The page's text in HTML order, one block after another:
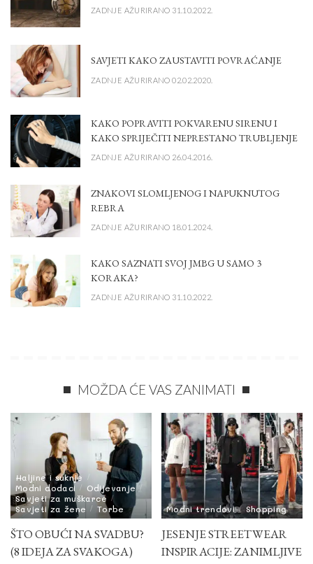
ZADNJE AŽURIRANO 31.10.2022.
SAVJETI KAKO ZAUSTAVITI POVRAĆANJE
ZADNJE AŽURIRANO 02.02.2020.
KAKO POPRAVITI POKVARENU SIRENU I
KAKO SPRIJEČITI NEPRESTANO TRUBLJENJE
ZADNJE AŽURIRANO 26.04.2016.
ZNAKOVI SLOMLJENOG I NAPUKNUTOG
REBRA
ZADNJE AŽURIRANO 18.01.2024.
KAKO SAZNATI SVOJ JMBG U SAMO 3
KORAKA?
ZADNJE AŽURIRANO 31.10.2022.
MOŽDA ĆE VAS ZANIMATI
Haljine i suknje
Modni dodaci
Odijevanje
Savjeti za muškarce
Savjeti za žene
Torbe
ŠTO OBUĆI NA SVADBU?
(8 IDEJA ZA SVAKOGA)
Modni trendovi Shopping
JESENJE STREETWEAR
INSPIRACIJE: ZANIMLJIVE